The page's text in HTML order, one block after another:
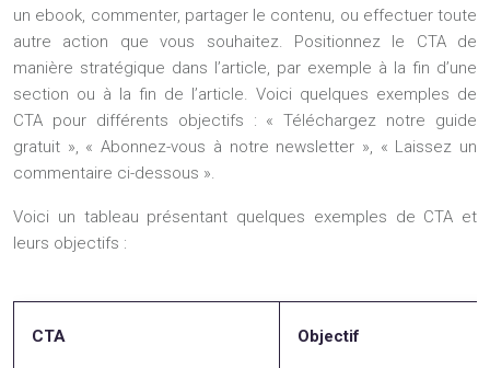
un ebook, commenter, partager le contenu, ou effectuer toute
autre action que vous souhaitez. Positionnez le CTA de
manière stratégique dans l’article, par exemple à la fin d’une
section ou à la fin de l’article. Voici quelques exemples de
CTA pour différents objectifs : « Téléchargez notre guide
gratuit », « Abonnez-vous à notre newsletter », « Laissez un
commentaire ci-dessous ».
Voici un tableau présentant quelques exemples de CTA et
leurs objectifs :
CTA Objectif